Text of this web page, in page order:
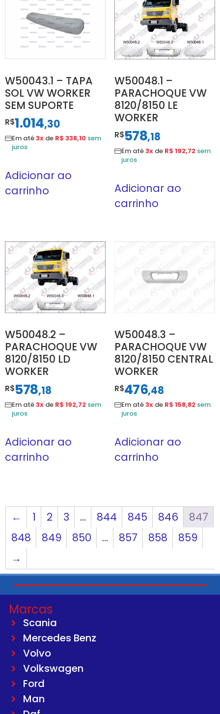
W50043.1 – TAPA
SOL VW WORKER
SEM SUPORTE
R$1.014,30
Em até3x de R$ 338,10 sem
juros
Adicionar ao
carrinho
W50048.1 –
PARACHOQUE VW
8120/8150 LE
WORKER
R$578,18
Em até3xde R$ 192,72 sem
juros
Adicionar ao
carrinho
W50048.2 –
PARACHOQUE VW
8120/8150 LD
WORKER
R$578,18
Em até3x de R$ 192,72 sem
juros
Adicionar ao
carrinho
W50048.3 –
PARACHOQUE VW
8120/8150 CENTRAL
WORKER
R$476,48
Em até3xde R$ 158,82 sem
juros
Adicionar ao
carrinho
← 1 2 3 … 844 845 846
847
848
849 850 … 857 858
859
→
Marcas
Scania
Mercedes Benz
Volvo
Volkswagen
Ford
Man